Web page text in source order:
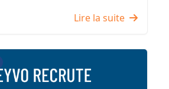
Lire la suite